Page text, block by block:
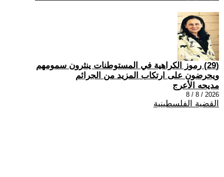
(29) رموز الكراهية في المستوطنات ينثرون سمومهم
ويحرضون على ارتكاب المزيد من الجرائم
مديحه الأعرج
2026 / 8 / 8
القضية الفلسطينية